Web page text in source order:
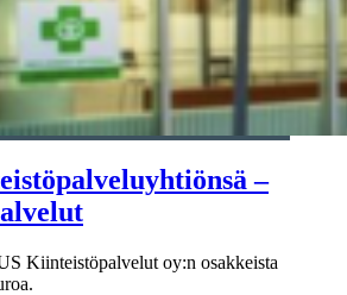
–
Kiinteistöpalvelut oy:n osakkeista